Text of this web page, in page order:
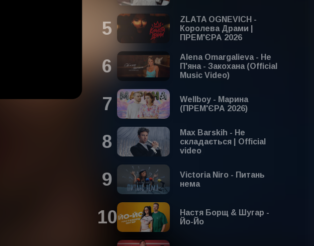
ZLATA OGNEVICH -
Королева Драми |
ПРЕМ'ЄРА 2026
Alena Omargalieva - Не
П'яна - Закохана (Official
Music Video)
Wellboy - Марина
(ПРЕМ'ЄРА 2026)
Max Barskih - Не
складається | Official
video
Victoria Niro - Питань
нема
Настя Борщ & Шугар -
Йо-Йо